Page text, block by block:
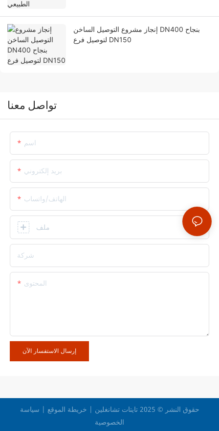
إنجاز مشروع التوصيل الساخن DN400 بنجاح
لتوصيل فرع DN150
تواصل معنا
اسم
بريد إلكتروني
الهاتف/واتساب
ملف
شركة
المحتوى
إرسال الاستفسار الآن
حقوق النشر © 2025 تايتات تشانغلين | خريطة الموقع | سياسة
الخصوصية